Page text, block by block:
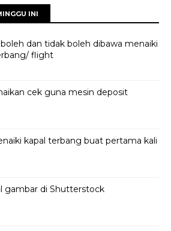
INI
dan tidak boleh dibawa menaiki
flight
cek guna mesin deposit
kapal terbang buat pertama kali
gambar di Shutterstock